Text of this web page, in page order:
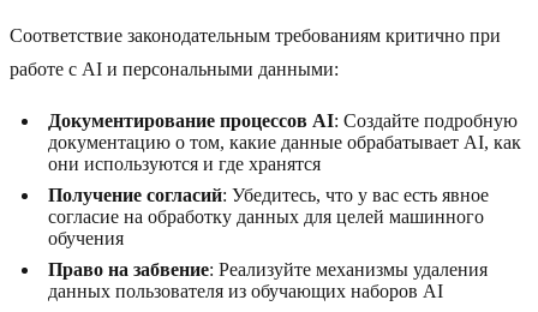
Соответствие законодательным требованиям критично при
работе с AI и персональными данными:
Документирование процессов AI: Создайте подробную
документацию о том, какие данные обрабатывает AI, как
они используются и где хранятся
Получение согласий: Убедитесь, что у вас есть явное
согласие на обработку данных для целей машинного
обучения
Право на забвение: Реализуйте механизмы удаления
данных пользователя из обучающих наборов AI